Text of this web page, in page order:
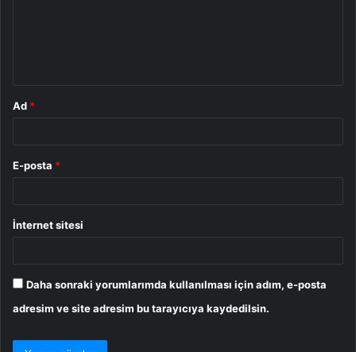
Ad *
E-posta *
İnternet sitesi
Daha sonraki yorumlarımda kullanılması için adım, e-posta
adresim ve site adresim bu tarayıcıya kaydedilsin.